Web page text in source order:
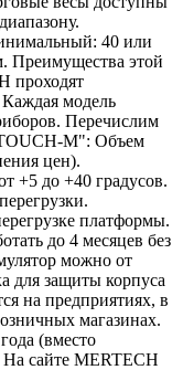
40 или
Преимущества этой
проходят
модель
Перечислим
M": Объем
цен).
+5 до +40 градусов.
платформы.
до 4 месяцев без
можно от
для защиты корпуса
на предприятиях, в
магазинах.
(вместо
На сайте MERTECH